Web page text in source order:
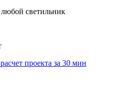
светильник
проекта за 30 мин